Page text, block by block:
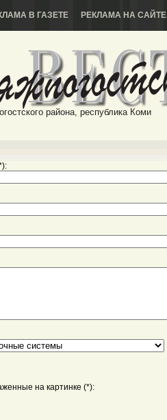
В ГАЗЕТЕ РЕКЛАМА НА САЙТЕ
района, республика Коми
на картинке (*):